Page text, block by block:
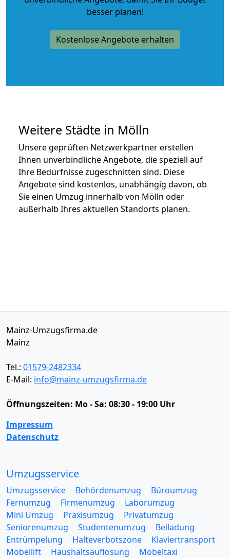
besser planen!
Kostenlose Angebote erhalten
Weitere Städte in Mölln
Unsere geprüften Netzwerkpartner erstellen
Ihnen unverbindliche Angebote, die speziell auf
Ihre Bedürfnisse zugeschnitten sind. Diese
Angebote sind kostenlos, unabhängig davon, ob
Sie einen Umzug innerhalb von Mölln oder
außerhalb Ihres aktuellen Standorts planen.
Mainz-Umzugsfirma.de
Mainz
Tel.: 01579-2482334
E-Mail: info@mainz-umzugsfirma.de
Öffnungszeiten: Mo - Sa: 08:30 - 19:00 Uhr
Impressum
Datenschutz
Umzugsservice
Umzugsservice Behördenumzug
Büroumzug
Fernumzug
Firmenumzug
Laborumzug
Mini Umzug
Praxisumzug
Privatumzug
Seniorenumzug
Studentenumzug
Beiladung
Entrümpelung
Halteverbotszone
Klaviertransport
Möbellift
Haushaltsauflösung
Möbeltaxi